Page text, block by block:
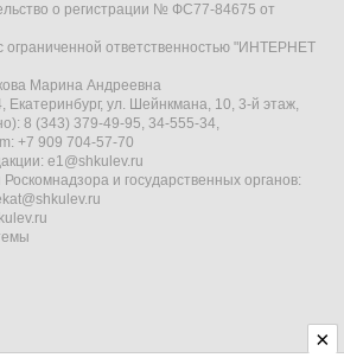
о регистрации № ФС77-84675 от
ограниченной ответственностью "ИНТЕРНЕТ
Марина Андреевна
Екатеринбург, ул. Шейнкмана, 10, 3-й этаж,
8 (343) 379-49-95, 34-555-34,
+7 909 704-57-70
e1@shkulev.ru
и государственных органов: